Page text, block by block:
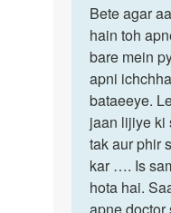
to
Me
hu.4th
mnth
chl…
by
Priya..
Bete
agar
aap
sex
ki
baat…
Bete agar
hain toh
bare mein
apni
bataeeye.
jaan lijiye ki
tak aur phir
kar …. Is
hota hai.
apne doctor